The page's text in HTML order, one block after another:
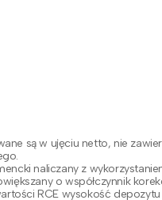
są w ujęciu netto, nie
naliczany z
o współczynnik
RCE wysokość depozytu